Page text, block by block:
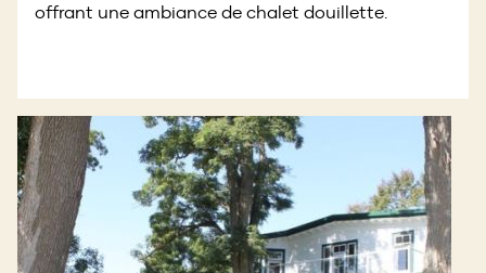
offrant une ambiance de chalet douillette.